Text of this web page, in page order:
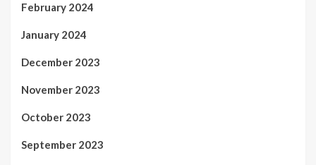
February 2024
January 2024
December 2023
November 2023
October 2023
September 2023